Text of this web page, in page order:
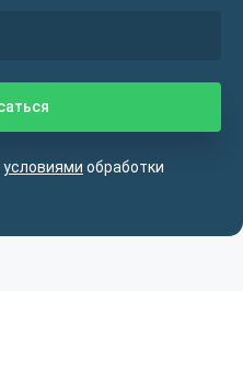
условиями обработки